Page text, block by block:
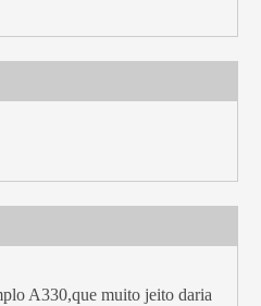
A330,que muito jeito daria